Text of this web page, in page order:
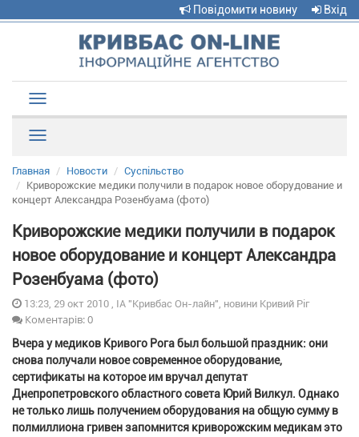
Повідомити новину Вхід
navigation
Главная Новости
Суспільство
Криворожские медики получили в подарок новое оборудование и
концерт Александра Розенбуама (фото)
Криворожские медики получили в подарок
новое оборудование и концерт Александра
Розенбуама (фото)
13:23, 29 окт 2010 , ІА "Кривбас Он-лайн", новини Кривий Ріг
Коментарів: 0
Вчера у медиков Кривого Рога был большой праздник: они
снова получали новое современное оборудование,
сертификаты на которое им вручал депутат
Днепропетровского областного совета Юрий Вилкул. Однако
не только лишь получением оборудования на общую сумму в
полмиллиона гривен запомнится криворожским медикам это